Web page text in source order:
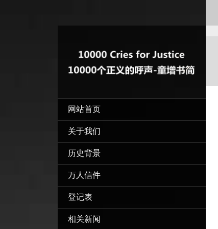
网站首页
关于我们
历史背景
万人信件
登记表
相关新闻